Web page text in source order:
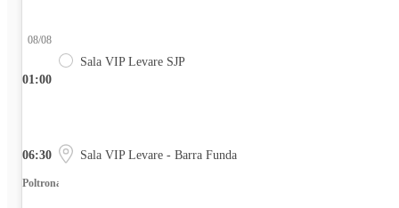
01:00
08/08
Sala VIP Levare SJP
06:30 Sala VIP Levare - Barra Funda
Poltrona